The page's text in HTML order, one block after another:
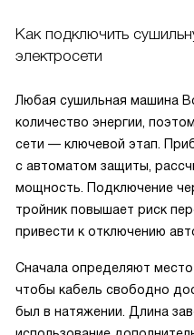
Как подключить
электросети
Любая сушильная машина
количество энергии,
сети — ключевой этап.
с автоматом защиты,
мощность. Подключение
тройник повышает риск
привести к отключению
Сначала определяют место
чтобы кабель свободно
был в натяжении. Длина